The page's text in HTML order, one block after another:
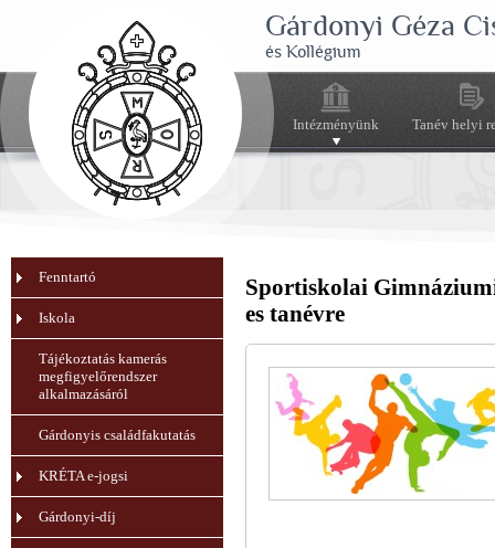
Gárdonyi Géza
és Kollégium
Intézményünk Tanév helyi
Fenntartó
Iskola
Tájékoztatás kamerás
megfigyelőrendszer
alkalmazásáról
Gárdonyis családfakutatás
KRÉTA e-jogsi
Gárdonyi-díj
Sportiskolai
es tanévre